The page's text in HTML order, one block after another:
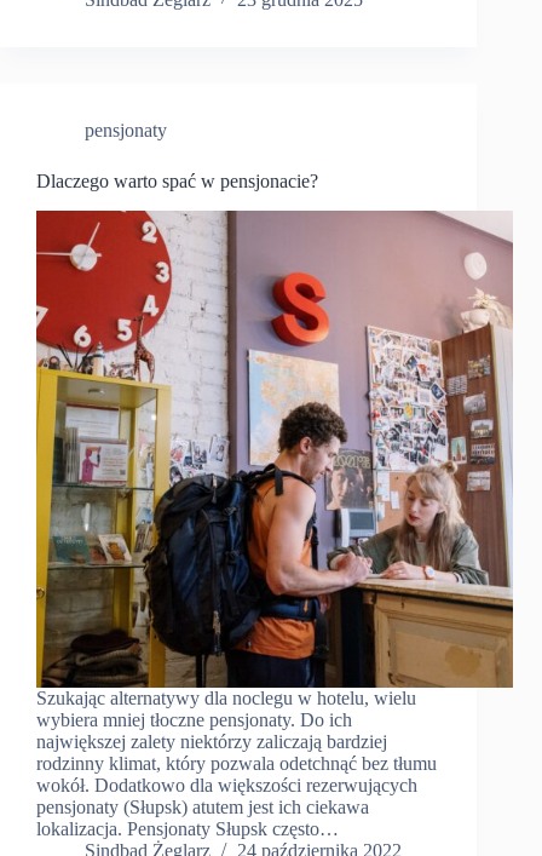
pensjonaty
Dlaczego warto spać w pensjonacie?
Szukając alternatywy dla noclegu w hotelu, wielu
wybiera mniej tłoczne pensjonaty. Do ich
największej zalety niektórzy zaliczają bardziej
rodzinny klimat, który pozwala odetchnąć bez tłumu
wokół. Dodatkowo dla większości rezerwujących
pensjonaty (Słupsk) atutem jest ich ciekawa
lokalizacja. Pensjonaty Słupsk często…
Sindbad Żeglarz
24 października 2022